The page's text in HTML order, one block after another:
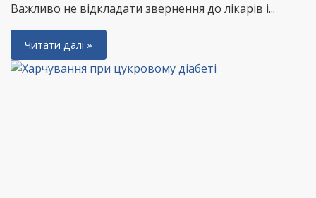
Важливо не відкладати звернення до лікарів і...
Читати далі »